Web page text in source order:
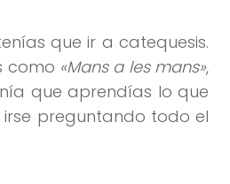
que ir a catequesis.
como «Mans a les mans»,
que aprendías lo que
preguntando todo el